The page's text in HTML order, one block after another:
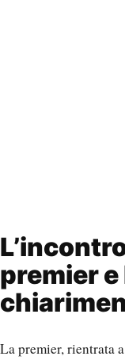
premier e
La premier, rientrata a